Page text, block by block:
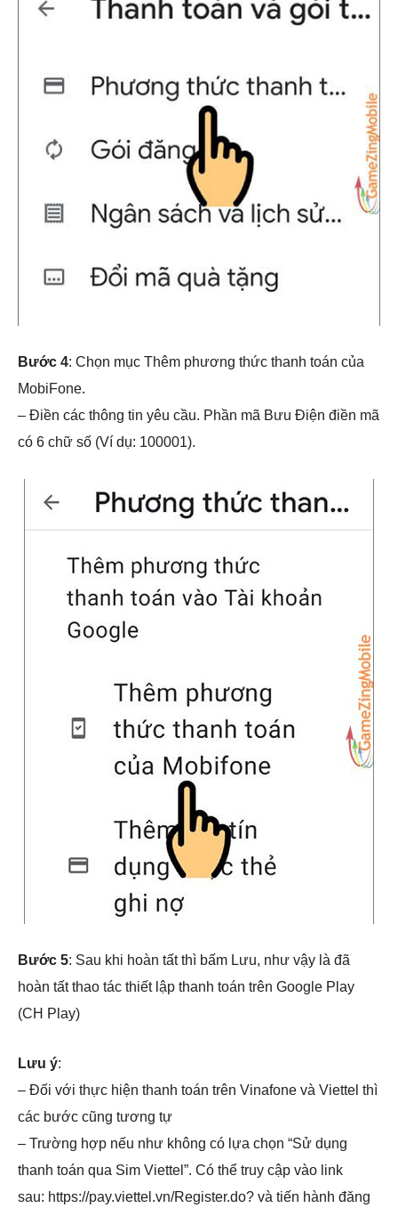
Bước 4: Chọn mục Thêm phương thức thanh toán của
MobiFone.
– Điền các thông tin yêu cầu. Phần mã Bưu Điện điền mã
có 6 chữ số (Ví dụ: 100001).
Bước 5: Sau khi hoàn tất thì bấm Lưu, như vậy là đã
hoàn tất thao tác thiết lập thanh toán trên Google Play
(CH Play)
Lưu ý:
– Đối với thực hiện thanh toán trên Vinafone và Viettel thì
các bước cũng tương tự
– Trường hợp nếu như không có lựa chọn “Sử dụng
thanh toán qua Sim Viettel”. Có thể truy cập vào link
sau: https://pay.viettel.vn/Register.do? và tiến hành đăng